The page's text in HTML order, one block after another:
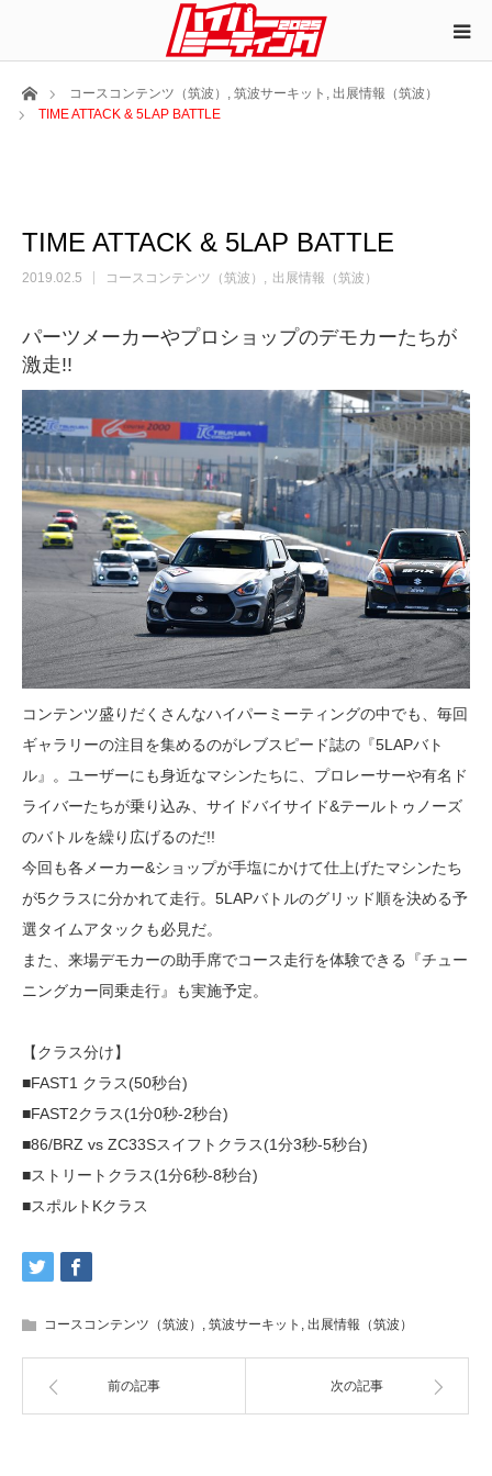
ホームコースコンテンツ（筑波） , 筑波サーキット , 出展情報（筑波）
TIME ATTACK & 5LAP BATTLE
TIME ATTACK & 5LAP BATTLE
2019.02.5 コースコンテンツ（筑波） 出展情報（筑波）
パーツメーカーやプロショップのデモカーたちが
激走!!
コンテンツ盛りだくさんなハイパーミーティングの中でも、毎回
ギャラリーの注目を集めるのがレブスピード誌の『5LAPバト
ル』。ユーザーにも身近なマシンたちに、プロレーサーや有名ド
ライバーたちが乗り込み、サイドバイサイド&テールトゥノーズ
のバトルを繰り広げるのだ!!
今回も各メーカー&ショップが手塩にかけて仕上げたマシンたち
が5クラスに分かれて走行。5LAPバトルのグリッド順を決める予
選タイムアタックも必見だ。
また、来場デモカーの助手席でコース走行を体験できる『チュー
ニングカー同乗走行』も実施予定。
【クラス分け】
■FAST1 クラス(50秒台)
■FAST2クラス(1分0秒-2秒台)
■86/BRZ vs ZC33Sスイフトクラス(1分3秒-5秒台)
■ストリートクラス(1分6秒-8秒台)
■スポルトKクラス
コースコンテンツ（筑波） , 筑波サーキット , 出展情報（筑波）
前の記事 次の記事